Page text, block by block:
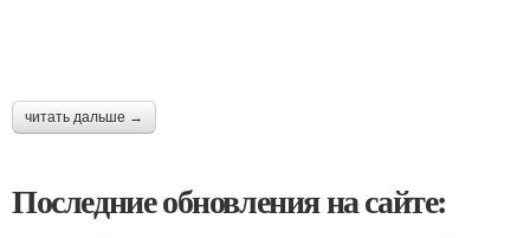
читать дальше →
Последние обновления на сайте: